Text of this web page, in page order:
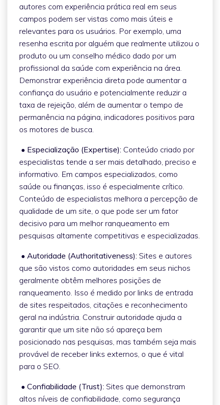
autores com experiência prática real em seus
campos podem ser vistas como mais úteis e
relevantes para os usuários. Por exemplo, uma
resenha escrita por alguém que realmente utilizou o
produto ou um conselho médico dado por um
profissional da saúde com experiência na área.
Demonstrar experiência direta pode aumentar a
confiança do usuário e potencialmente reduzir a
taxa de rejeição, além de aumentar o tempo de
permanência na página, indicadores positivos para
os motores de busca.
• Especialização (Expertise): Conteúdo criado por
especialistas tende a ser mais detalhado, preciso e
informativo. Em campos especializados, como
saúde ou finanças, isso é especialmente crítico.
Conteúdo de especialistas melhora a percepção de
qualidade de um site, o que pode ser um fator
decisivo para um melhor ranqueamento em
pesquisas altamente competitivas e especializadas.
• Autoridade (Authoritativeness): Sites e autores
que são vistos como autoridades em seus nichos
geralmente obtêm melhores posições de
ranqueamento. Isso é medido por links de entrada
de sites respeitados, citações e reconhecimento
geral na indústria. Construir autoridade ajuda a
garantir que um site não só apareça bem
posicionado nas pesquisas, mas também seja mais
provável de receber links externos, o que é vital
para o SEO.
• Confiabilidade (Trust): Sites que demonstram
altos níveis de confiabilidade, como segurança